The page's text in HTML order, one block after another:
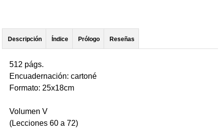
Descripción Índice Prólogo Reseñas
512 págs.
Encuadernación: cartoné
Formato: 25x18cm
Volumen V
(Lecciones 60 a 72)